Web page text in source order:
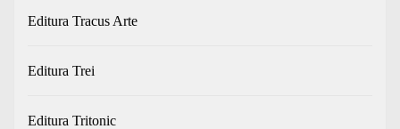
Editura Tracus Arte
Editura Trei
Editura Tritonic